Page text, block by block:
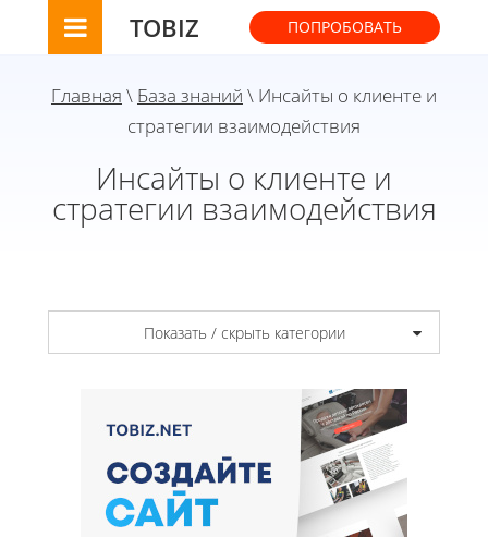
TOBIZ ПОПРОБОВАТЬ
Главная \ База знаний \ Инсайты о клиенте и
стратегии взаимодействия
Инсайты о клиенте и
стратегии взаимодействия
Показать / скрыть категории